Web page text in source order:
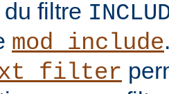
filtre
mod_include